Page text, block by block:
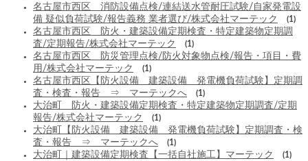
名古屋市西区 消防設備点検/連結送水管耐圧試験/自家発電設
備 疑似負荷試験/報告義務 業者選び/株式会社マーテック
(1)
名古屋市西区 防火・建築設備定期検査・特定建築物定期調
査/定期報告/株式会社マーテック
(1)
名古屋市西区 防災管理点検/防火対象物点検/報告・項目・費
用/株式会社マーテック
(1)
名古屋市西区【防火設備 建築設備 発電機負荷試験】定期調
査・検査・報告 ⇒ マーテックへ
(1)
大治町 防火・建築設備定期検査・特定建築物定期調査/定期
報告/株式会社マーテック
(1)
大治町【防火設備 建築設備 発電機負荷試験】定期調査・検
査・報告 ⇒ マーテックへ
(1)
大治町｜建築設備定期検査【一括自社施工】マーテック (1)